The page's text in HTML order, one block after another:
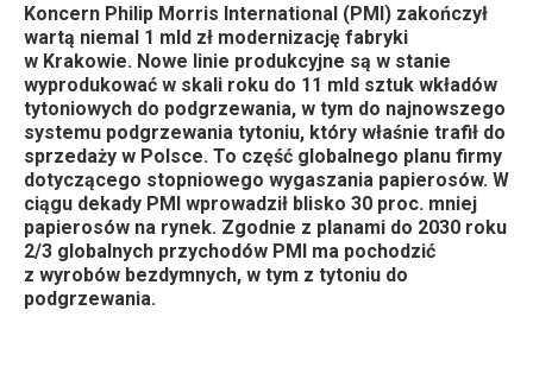
Koncern Philip Morris International (PMI) zakończył
wartą niemal 1 mld zł modernizację fabryki
w Krakowie. Nowe linie produkcyjne są w stanie
wyprodukować w skali roku do 11 mld sztuk wkładów
tytoniowych do podgrzewania, w tym do najnowszego
systemu podgrzewania tytoniu, który właśnie trafił do
sprzedaży w Polsce. To część globalnego planu firmy
dotyczącego stopniowego wygaszania papierosów. W
ciągu dekady PMI wprowadził blisko 30 proc. mniej
papierosów na rynek. Zgodnie z planami do 2030 roku
2/3 globalnych przychodów PMI ma pochodzić
z wyrobów bezdymnych, w tym z tytoniu do
podgrzewania.